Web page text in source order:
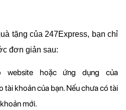
tặng của 247Express, bạn chỉ
đơn giản sau:
website hoặc ứng dụng của
tài khoản của bạn. Nếu chưa có tài
mới.